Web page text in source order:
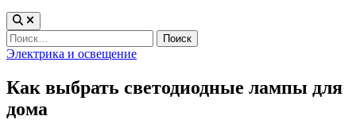
Найти:
Опубликовано
Электрика и освещение
Как выбрать светодиодные лампы для
дома